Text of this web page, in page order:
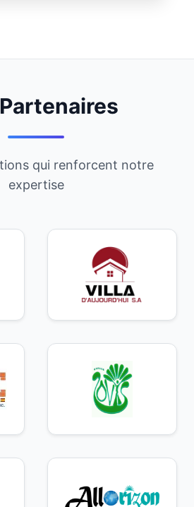
qui renforcent notre
expertise